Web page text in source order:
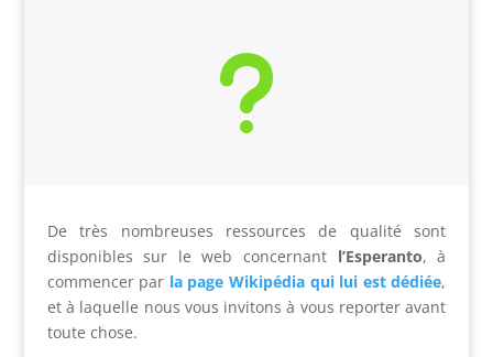
u
De très nombreuses ressources de qualité sont
disponibles sur le web concernant l’Esperanto, à
commencer par la page Wikipédia qui lui est dédiée,
et à laquelle nous vous invitons à vous reporter avant
toute chose.